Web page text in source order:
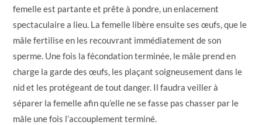
femelle est partante et prête à pondre, un enlacement
spectaculaire a lieu. La femelle libère ensuite ses œufs, que le
mâle fertilise en les recouvrant immédiatement de son
sperme. Une fois la fécondation terminée, le mâle prend en
charge la garde des œufs, les plaçant soigneusement dans le
nid et les protégeant de tout danger. Il faudra veiller à
séparer la femelle afin qu’elle ne se fasse pas chasser par le
mâle une fois l’accouplement terminé.